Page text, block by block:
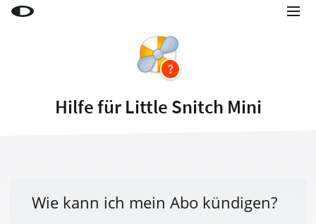
LaunchBar
Shop
Hilfe für Little Snitch Mini
Wie kann ich mein Abo kündigen?